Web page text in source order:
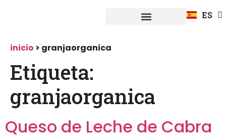
ES
DE
inicio > granjaorganica
Etiqueta:
granjaorganica
Queso de Leche de Cabra